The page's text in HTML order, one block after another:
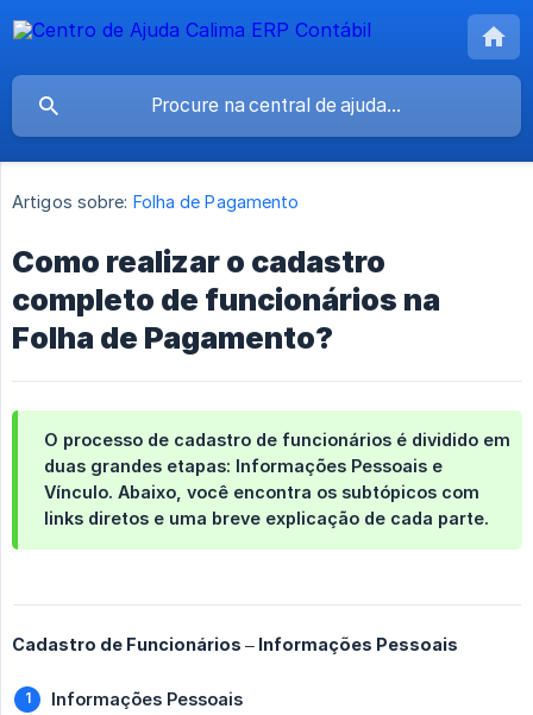
Artigos sobre: Folha de Pagamento
Como realizar o cadastro
completo de funcionários na
Folha de Pagamento?
O processo de cadastro de funcionários é dividido em
duas grandes etapas: Informações Pessoais e
Vínculo. Abaixo, você encontra os subtópicos com
links diretos e uma breve explicação de cada parte.
Cadastro de Funcionários – Informações Pessoais
Informações Pessoais